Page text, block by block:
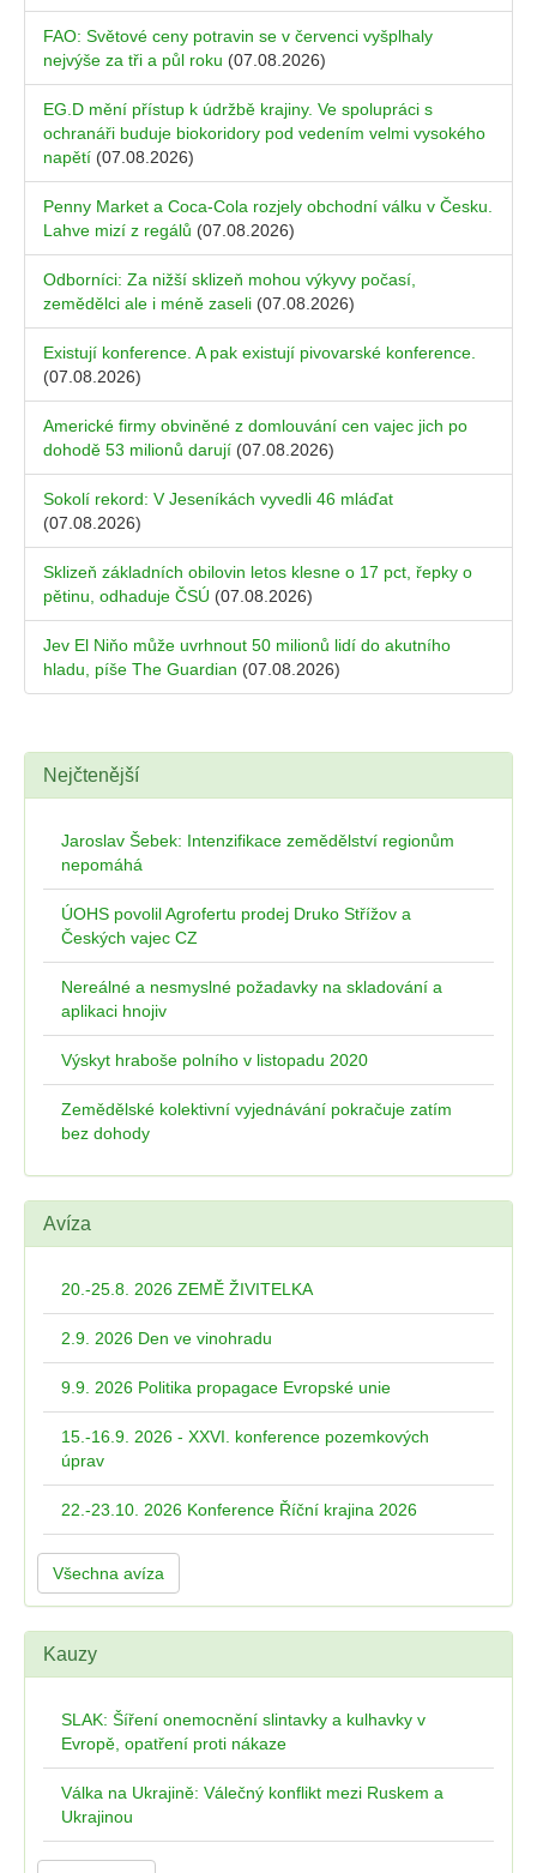
FAO: Světové ceny potravin se v červenci vyšplhaly
nejvýše za tři a půl roku (07.08.2026)
EG.D mění přístup k údržbě krajiny. Ve spolupráci s
ochranáři buduje biokoridory pod vedením velmi vysokého
napětí (07.08.2026)
Penny Market a Coca-Cola rozjely obchodní válku v Česku.
Lahve mizí z regálů (07.08.2026)
Odborníci: Za nižší sklizeň mohou výkyvy počasí,
zemědělci ale i méně zaseli (07.08.2026)
Existují konference. A pak existují pivovarské konference.
(07.08.2026)
Americké firmy obviněné z domlouvání cen vajec jich po
dohodě 53 milionů darují (07.08.2026)
Sokolí rekord: V Jeseníkách vyvedli 46 mláďat
(07.08.2026)
Sklizeň základních obilovin letos klesne o 17 pct, řepky o
pětinu, odhaduje ČSÚ (07.08.2026)
Jev El Niňo může uvrhnout 50 milionů lidí do akutního
hladu, píše The Guardian (07.08.2026)
Nejčtenější
Jaroslav Šebek: Intenzifikace zemědělství regionům
nepomáhá
ÚOHS povolil Agrofertu prodej Druko Střížov a
Českých vajec CZ
Nereálné a nesmyslné požadavky na skladování a
aplikaci hnojiv
Výskyt hraboše polního v listopadu 2020
Zemědělské kolektivní vyjednávání pokračuje zatím
bez dohody
Avíza
20.-25.8. 2026 ZEMĚ ŽIVITELKA
2.9. 2026 Den ve vinohradu
9.9. 2026 Politika propagace Evropské unie
15.-16.9. 2026 - XXVI. konference pozemkových
úprav
22.-23.10. 2026 Konference Říční krajina 2026
Všechna avíza
Kauzy
SLAK: Šíření onemocnění slintavky a kulhavky v
Evropě, opatření proti nákaze
Válka na Ukrajině: Válečný konflikt mezi Ruskem a
Ukrajinou